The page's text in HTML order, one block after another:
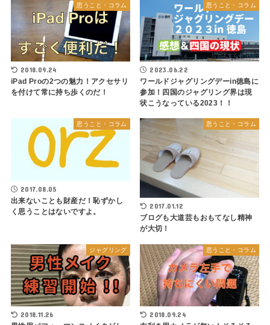
思うこと・コラム
2018.09.24
iPad Proの2つの魅力！アクセサリ
を付けて常に持ち歩くのだ！
思うこと・コラム
2023.06.22
ワールドジャグリングデーin徳島に
参加！四国のジャグリング界は現
状こうなっている2023！！
思うこと・コラム
2017.08.05
出来ないことも財産だ！恥ずかし
く思うことはないですよ。
思うこと・コラム
2017.01.12
ブログも大道芸もおもてなし精神
が大切！
ジャグリング
2018.11.26
思うこと・コラム
2018.09.24